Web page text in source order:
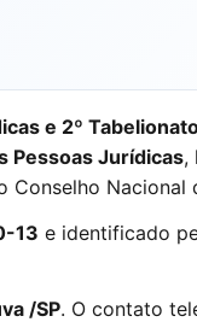
e 2º
Pessoas Jurídicas,
Conselho Nacional
13 e identificado
/SP. O contato